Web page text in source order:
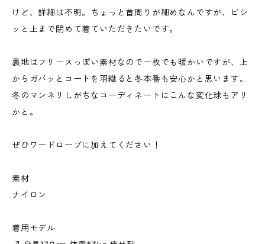
けど、詳細は不明。ちょっと首周りが細めなんですが、ビシ
ッと上まで閉めて着ていただきたいです。
裏地はフリースっぽい素材なので一枚でも暖かいですが、上
からガバッとコートを羽織ると冬本番も安心かと思います。
冬のマンネリしがちなコーディネートにこんな変化球もアリ
かと。
ぜひワードローブに加えてください！
素材
ナイロン
着用モデル